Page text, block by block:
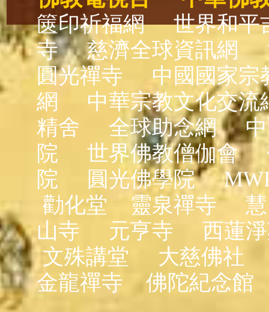
篋印祈福網
世界和平
寺
慈濟全球資訊網
圓光禪寺
中國國家宗
網
中華宗教文化交流
精舍
全球助念網
院
世界佛教僧伽會
院
圓光佛學院
勸化堂
靈泉禪寺
山寺
元亨寺
西蓮
文殊講堂
大慈佛社
金龍禪寺
佛陀紀念館